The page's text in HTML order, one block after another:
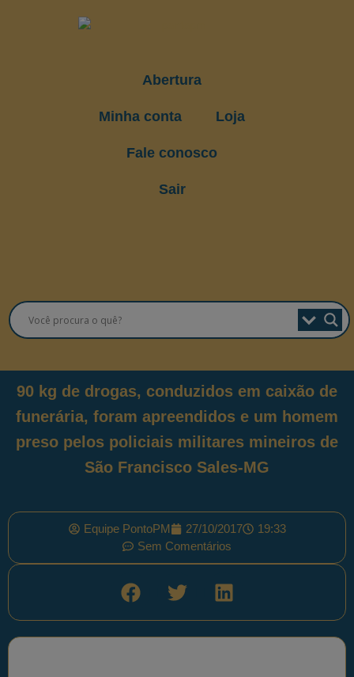
Abertura
Minha conta Loja
Fale conosco
Sair
90 kg de drogas, conduzidos em caixão de
funerária, foram apreendidos e um homem
preso pelos policiais militares mineiros de
São Francisco Sales-MG
Equipe PontoPM 27/10/2017
19:33
Sem Comentários